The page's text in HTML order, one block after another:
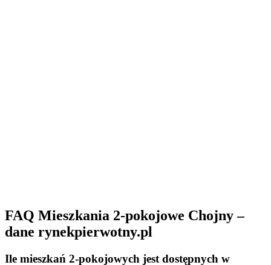
FAQ Mieszkania 2-pokojowe Chojny –
dane rynekpierwotny.pl
Ile mieszkań 2-pokojowych jest dostępnych w